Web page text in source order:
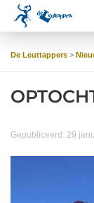
De Leuttappers >
Gepubliceerd: 29